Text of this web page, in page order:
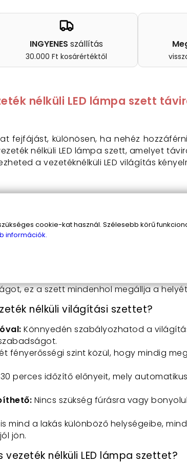
INGYENES szállítás
30.000 Ft kosárértéktől
nélküli LED lámpa szett
fejfájást, különösen, ha nehéz
nélküli LED lámpa szett, amelyet
a vezetéknélküli LED világítás
szinten
aggódnod, ha elfelejted lekapcsolni
nélkül
nélküli LED lámpa szett a
fényt. Lépj be a jövőbe, ahol
közvetlenül a LED lámpa gombjain
ez a szett mindenhol megállja a
nélküli világítási szettet?
Könnyedén szabályozhatod a
fényerősségi szint közül, hogy mindig
perces időzítő előnyeit, mely
Nincs szükség fúrásra vagy
mind a lakás különböző helységeibe,
jön.
nélküli LED lámpa szettet?
cookie-kat használ. Szélesebb körű
információk.